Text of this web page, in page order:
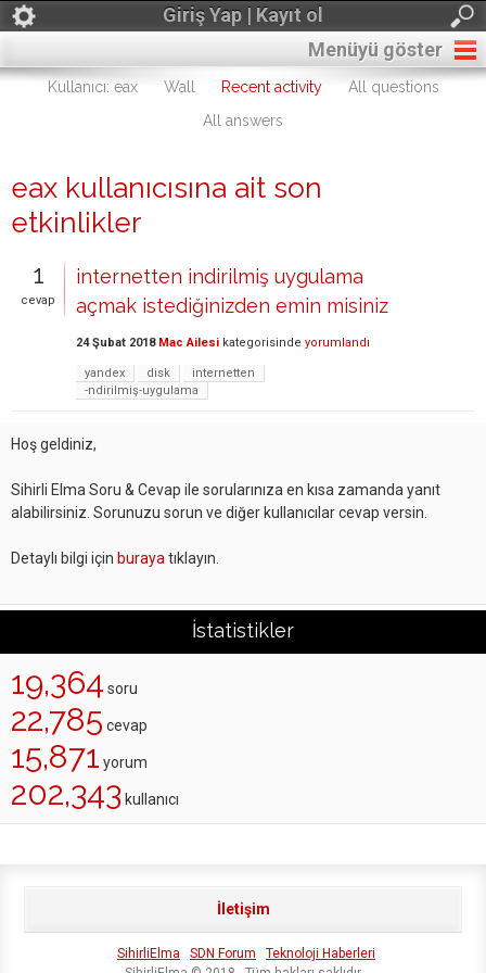
Giriş Yap | Kayıt ol
Menüyü göster
Kullanıcı: eax Wall Recent activity
All questions
All answers
eax kullanıcısına ait son
etkinlikler
1
cevap
internetten indirilmiş uygulama
açmak istediğinizden emin misiniz
24 Şubat 2018 Mac Ailesi kategorisinde yorumlandı
yandex disk
internetten
-ndirilmiş-uygulama
Hoş geldiniz,
Sihirli Elma Soru & Cevap ile sorularınıza en kısa zamanda yanıt
alabilirsiniz. Sorunuzu sorun ve diğer kullanıcılar cevap versin.
Detaylı bilgi için buraya tıklayın.
İstatistikler
19,364 soru
22,785 cevap
15,871 yorum
202,343 kullanıcı
İletişim
SihirliElma SDN Forum
Teknoloji Haberleri